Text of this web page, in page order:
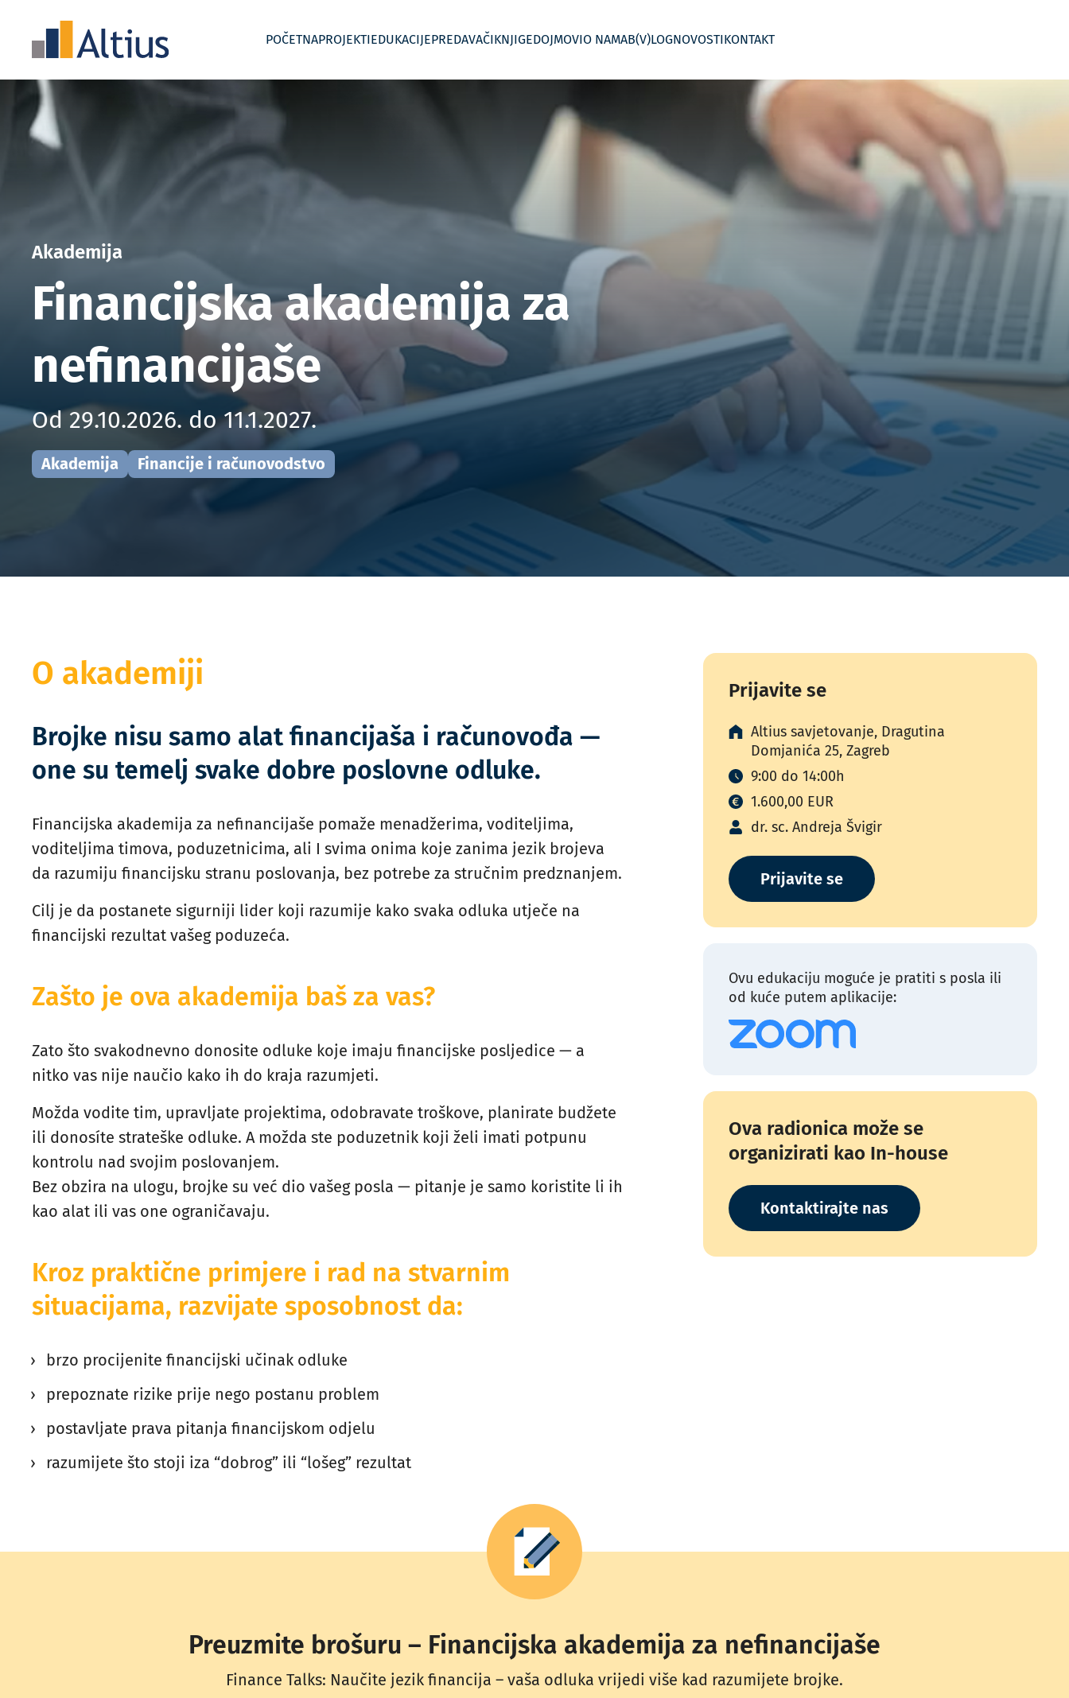
POČETNAPROJEKTI
Menadžersko izvještavanje
Uvođenje i razvoj funkcije HR-a
EDUKACIJE
In House Custom – Po mjeri
PREDAVAČIKNJIGEDOJMOVIO NAMAB(V)LOGNOVOSTIKONTAKT
Akademija
Financijska akademija za
nefinancijaše
Od 29.10.2026. do 11.1.2027.
Akademija Financije i računovodstvo
O akademiji
Brojke nisu samo alat financijaša i računovođa —
one su temelj svake dobre poslovne odluke.
Financijska akademija za nefinancijaše pomaže menadžerima, voditeljima,
voditeljima timova, poduzetnicima, ali I svima onima koje zanima jezik brojeva
da razumiju financijsku stranu poslovanja, bez potrebe za stručnim predznanjem.
Cilj je da postanete sigurniji lider koji razumije kako svaka odluka utječe na
financijski rezultat vašeg poduzeća.
Zašto je ova akademija baš za vas?
Zato što svakodnevno donosite odluke koje imaju financijske posljedice — a
nitko vas nije naučio kako ih do kraja razumjeti.
Možda vodite tim, upravljate projektima, odobravate troškove, planirate budžete
ili donosíte strateške odluke. A možda ste poduzetnik koji želi imati potpunu
kontrolu nad svojim poslovanjem.
Bez obzira na ulogu, brojke su već dio vašeg posla — pitanje je samo koristite li ih
kao alat ili vas one ograničavaju.
Kroz praktične primjere i rad na stvarnim
situacijama, razvijate sposobnost da:
brzo procijenite financijski učinak odluke
prepoznate rizike prije nego postanu problem
postavljate prava pitanja financijskom odjelu
razumijete što stoji iza “dobrog” ili “lošeg” rezultat
Prijavite se
Altius savjetovanje, Dragutina
Domjanića 25, Zagreb
9:00 do 14:00h
1.600,00 EUR
dr. sc. Andreja Švigir
Prijavite se
Ovu edukaciju moguće je pratiti s posla ili
od kuće putem aplikacije:
Ova radionica može se
organizirati kao In-house
Kontaktirajte nas
Preuzmite brošuru – Financijska akademija za nefinancijaše
Finance Talks: Naučite jezik financija – vaša odluka vrijedi više kad razumijete brojke.